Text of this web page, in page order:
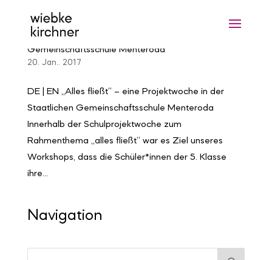
Gemeinschaftsschule Menteroda
20. Jan.. 2017
DE | EN „Alles fließt“ – eine Projektwoche in der
Staatlichen Gemeinschaftsschule Menteroda
Innerhalb der Schulprojektwoche zum
Rahmenthema „alles fließt“ war es Ziel unseres
Workshops, dass die Schüler*innen der 5. Klasse
ihre...
Navigation